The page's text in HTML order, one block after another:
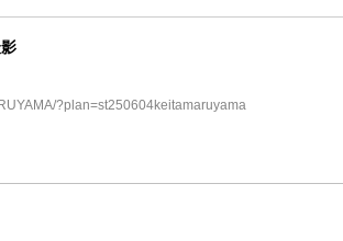
?plan=st250604keitamaruyama